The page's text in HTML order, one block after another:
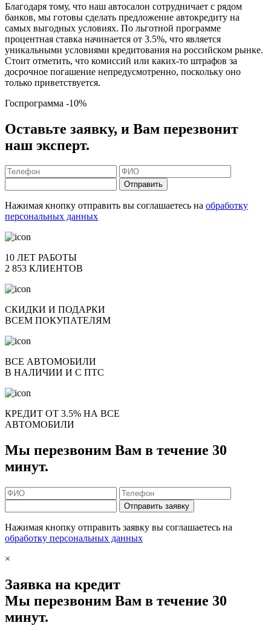
Благодаря тому, что наш автосалон сотрудничает с рядом
банков, мы готовы сделать предложение автокредиту на
самых выгодных условиях. По льготной программе
процентная ставка начинается от 3.5%, что является
уникальными условиями кредитования на российском рынке.
Стоит отметить, что комиссий или каких-то штрафов за
досрочное погашение непредусмотренно, поскольку оно
только приветствуется.
Госпрограмма -10%
Оставьте заявку, и Вам перезвонит
наш эксперт.
Отправить
Нажимая кнопку отправить вы соглашаетесь на обработку
персональных данных
10 ЛЕТ РАБОТЫ
2 853 КЛИЕНТОВ
СКИДКИ И ПОДАРКИ
ВСЕМ ПОКУПАТЕЛЯМ
ВСЕ АВТОМОБИЛИ
В НАЛИЧИИ И С ПТС
КРЕДИТ ОТ 3.5% НА ВСЕ
АВТОМОБИЛИ
Мы перезвоним Вам в течение 30
минут.
Отправить заявку
Нажимая кнопку отправить заявку вы соглашаетесь на
обработку персональных данных
×
Заявка на кредит
Мы перезвоним Вам в течение 30
минут.